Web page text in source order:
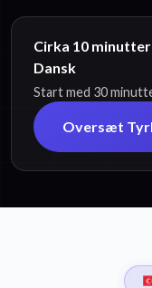
Cirka 10
Dansk
Start med 30
Oversæt